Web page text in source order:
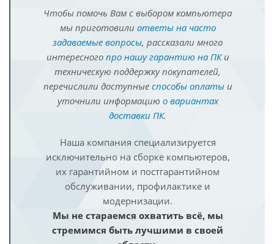
Чтобы помочь Вам с выбором компьютера
мы приготовили ответы на часто
задаваемые вопросы, рассказали много
интересного про нашу гарантию на ПКи
техническую поддержку покупателей,
перечислили доступные способы оплатыи
уточнили информацию о вариантах
доставки ПК.
Наша компания специализируется
исключительно на сборке компьютеров,
их гарантийном и постгарантийном
обслуживании, профилактике и
модернизации.
Мы не стараемся охватить всё, мы
стремимся быть лучшими в своей